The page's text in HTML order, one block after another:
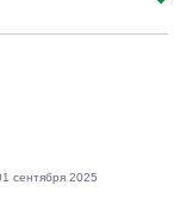
сентября 2025